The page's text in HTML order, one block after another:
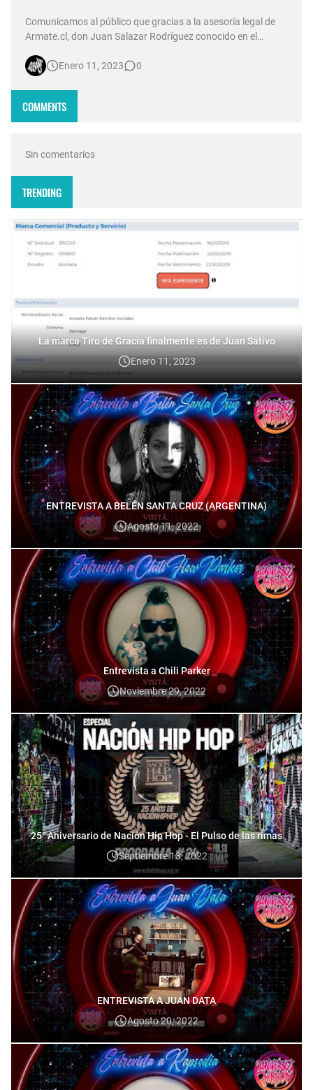
Comunicamos al público que gracias a la asesoría legal de
Armate.cl, don Juan Salazar Rodríguez conocido en el
aceptación a registro para la marca mixta “Tiro de Gracia” Lo
Enero 11, 2023 0
COMMENTS
Sin comentarios
TRENDING
La marca Tiro de Gracia finalmente es de Juan Sativo
Enero 11, 2023
ENTREVISTA A BELÉN SANTA CRUZ (ARGENTINA)
Agosto 11, 2022
Entrevista a Chili Parker
Noviembre 29, 2022
25° Aniversario de Nación Hip Hop - El Pulso de las rimas
Septiembre 13, 2022
ENTREVISTA A JUAN DATA
Agosto 20, 2022